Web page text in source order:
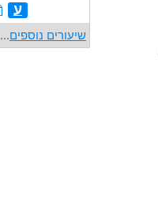
ע
שיעורים נוספים...